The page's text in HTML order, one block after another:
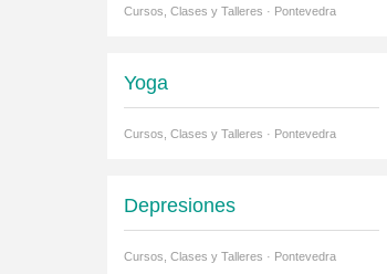
Cursos, Clases y Talleres · Pontevedra
Yoga
Cursos, Clases y Talleres · Pontevedra
Depresiones
Cursos, Clases y Talleres · Pontevedra